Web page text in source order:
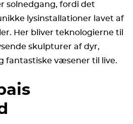
solnedgang, fordi det
lysinstallationer lavet af
Her bliver teknologierne til
skulpturer af dyr,
fantastiske væsener til live.